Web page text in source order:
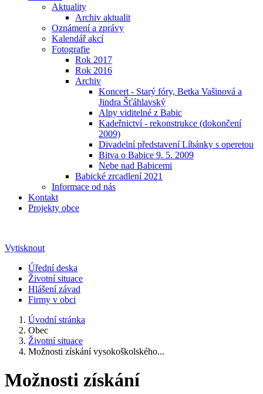
Aktuality
Archiv aktualit
Oznámení a zprávy
Kalendář akcí
Fotografie
Rok 2017
Rok 2016
Archiv
Koncert - Starý fóry, Betka Vašinová a
Jindra Šťáhlavský
Alpy viditelné z Babic
Kadeřnictví - rekonstrukce (dokončení
2009)
Divadelní představení Líbánky s operetou
Bitva o Babice 9. 5. 2009
Nebe nad Babicemi
Babické zrcadlení 2021
Informace od nás
Kontakt
Projekty obce
Vytisknout
Úřední deska
Životní situace
Hlášení závad
Firmy v obci
Úvodní stránka
Obec
Životní situace
Možnosti získání vysokoškolského...
Možnosti získání